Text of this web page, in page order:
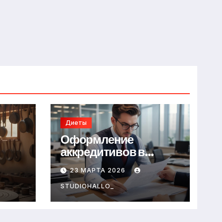
Диеты
Оформление
аккредитивов в
международной
торговле
23 МАРТА 2026
STUDIOHALLO_